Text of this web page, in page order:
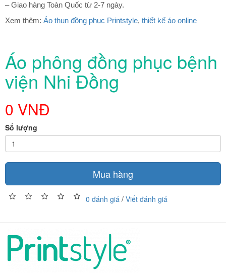
– Giao hàng Toàn Quốc từ 2-7 ngày.
Xem thêm: Áo thun đồng phục Printstyle, thiết kế áo online
Áo phông đồng phục bệnh
viện Nhi Đồng
0 VNĐ
Số lượng
Mua hàng
0 đánh giá / Viết đánh giá